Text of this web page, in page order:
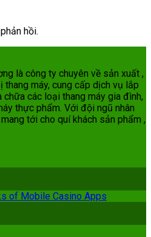
hồi.
là công ty chuyên về sản xuất ,
thang máy, cung cấp dịch vụ lắp
các loại thang máy gia đình,
thực phẩm. Với đội ngũ nhân
tới cho quí khách sản phẩm ,
of Mobile Casino Apps